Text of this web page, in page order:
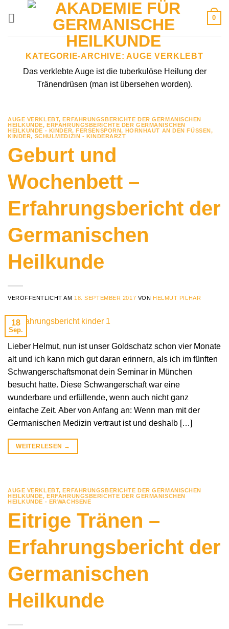
0
KATEGORIE-ARCHIVE: AUGE VERKLEBT
Das verklebte Auge ist die tuberkulöse Heilung der
Tränendrüsen (man ist übersehen worden).
AUGE VERKLEBT,ERFAHRUNGSBERICHTE DER GERMANISCHEN
HEILKUNDE,ERFAHRUNGSBERICHTE DER GERMANISCHEN
HEILKUNDE - KINDER,FERSENSPORN, HORNHAUT AN DEN FÜSSEN,
KINDER, SCHULMEDIZIN - KINDERARZT
Geburt und
Wochenbett –
Erfahrungsbericht der
Germanischen
Heilkunde
VERÖFFENTLICHT AM 18. SEPTEMBER 2017 VON HELMUT PILHAR
18
Sep.
Lieber Helmut, nun ist unser Goldschatz schon vier Monate
alt und ich kann mich gut daran erinnern, als ich im fünften
Schwangerschaftsmonat dein Seminar in München
besucht hatte. Diese Schwangerschaft war eine
wunderbare und erfüllende, wenn auch nicht ganz
einfache Zeit. Aber von Anfang an: Wenn man mit der
Germanischen Medizin vertraut ist und deshalb […]
WEITERLESEN →
AUGE VERKLEBT,ERFAHRUNGSBERICHTE DER GERMANISCHEN
HEILKUNDE,ERFAHRUNGSBERICHTE DER GERMANISCHEN
HEILKUNDE - ERWACHSENE
Eitrige Tränen –
Erfahrungsbericht der
Germanischen
Heilkunde